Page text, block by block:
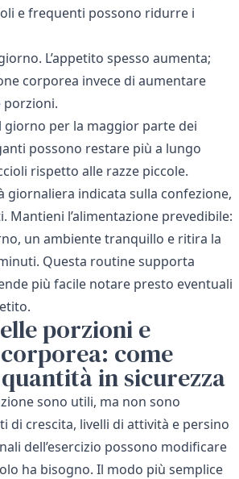
e frequenti possono ridurre i
L’appetito spesso aumenta;
corporea invece di aumentare
porzioni.
giorno per la maggior parte dei
possono restare più a lungo
rispetto alle razze piccole.
giornaliera indicata sulla confezione,
Mantieni l’alimentazione prevedibile:
un ambiente tranquillo e ritira la
Questa routine supporta
più facile notare presto eventuali
porzioni e
come
in sicurezza
sono utili, ma non sono
di crescita, livelli di attività e persino
dell’esercizio possono modificare
ha bisogno. Il modo più semplice